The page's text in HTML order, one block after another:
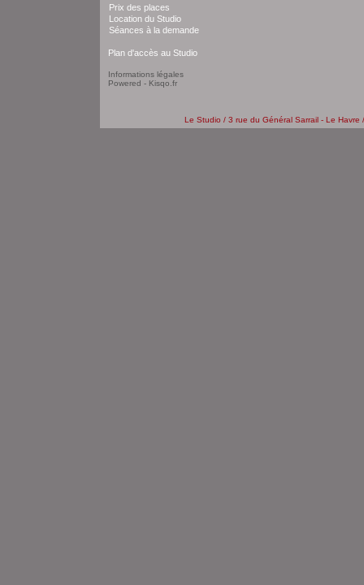
Prix des places
Location du Studio
Séances à la demande
Plan d'accès au Studio
Informations légales
Powered - Kisqo.fr
Le Studio / 3 rue du Général Sarrail - Le